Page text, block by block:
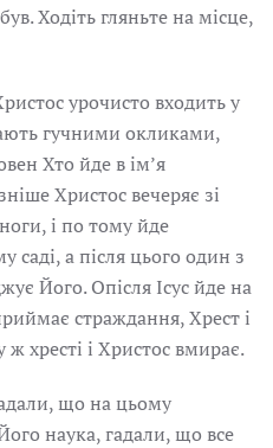
Ходіть гляньте на місце,
урочисто входить у
гучними окликами,
Хто йде в імʼя
Христос вечеряє зі
і по тому йде
саді, а після цього один з
Його. Опісля Ісус йде на
страждання, Хрест і
хресті і Христос вмирає.
що на цьому
наука, гадали, що все